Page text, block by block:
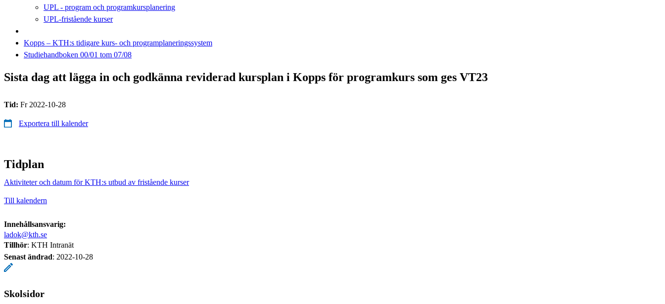
UPL - program och programkursplanering
UPL-fristående kurser
Kopps – KTH:s tidigare kurs- och programplaneringssystem
Studiehandboken 00/01 tom 07/08
Sista dag att lägga in och godkänna reviderad kursplan i Kopps för programkurs som ges VT23
Tid: Fr 2022-10-28
Exportera till kalender
Tidplan
Aktiviteter och datum för KTH:s utbud av fristående kurser
Till kalendern
Innehållsansvarig:
ladok@kth.se
Tillhör: KTH Intranät
Senast ändrad: 2022-10-28
Skolsidor